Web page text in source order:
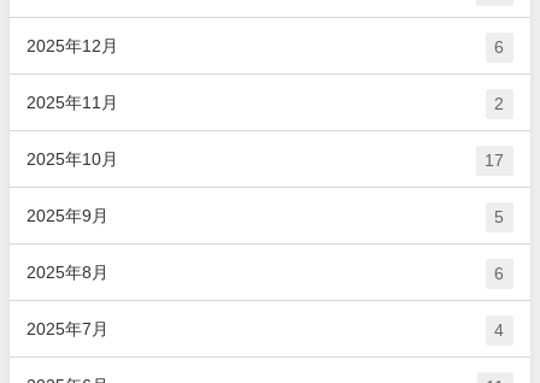
2025年12月 6
2025年11月 2
2025年10月 17
2025年9月 5
2025年8月 6
2025年7月 4